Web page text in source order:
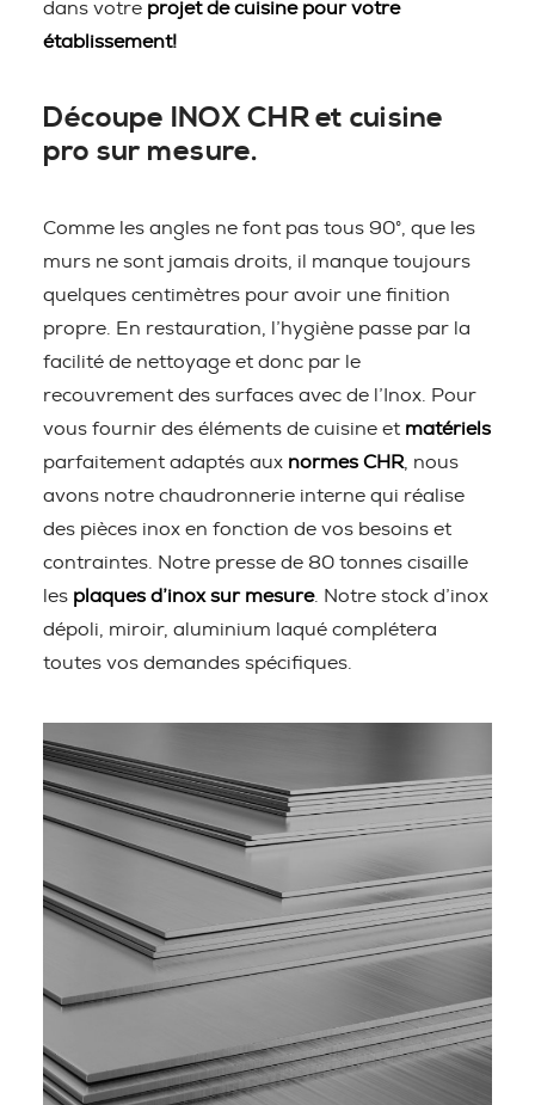
dans votre projet de cuisine pour votre
établissement!
Découpe INOX CHR et cuisine
pro sur mesure.
Comme les angles ne font pas tous 90°, que les
murs ne sont jamais droits, il manque toujours
quelques centimètres pour avoir une finition
propre. En restauration, l’hygiène passe par la
facilité de nettoyage et donc par le
recouvrement des surfaces avec de l’Inox. Pour
vous fournir des éléments de cuisine et matériels
parfaitement adaptés aux normes CHR , nous
avons notre chaudronnerie interne qui réalise
des pièces inox en fonction de vos besoins et
contraintes. Notre presse de 80 tonnes cisaille
les plaques d’inox sur mesure. Notre stock d’inox
dépoli, miroir, aluminium laqué complétera
toutes vos demandes spécifiques.